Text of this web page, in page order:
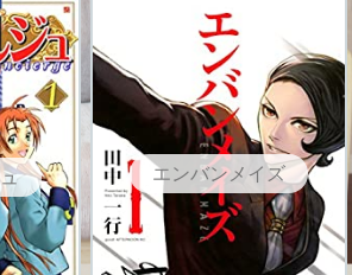
エンバンメイズ